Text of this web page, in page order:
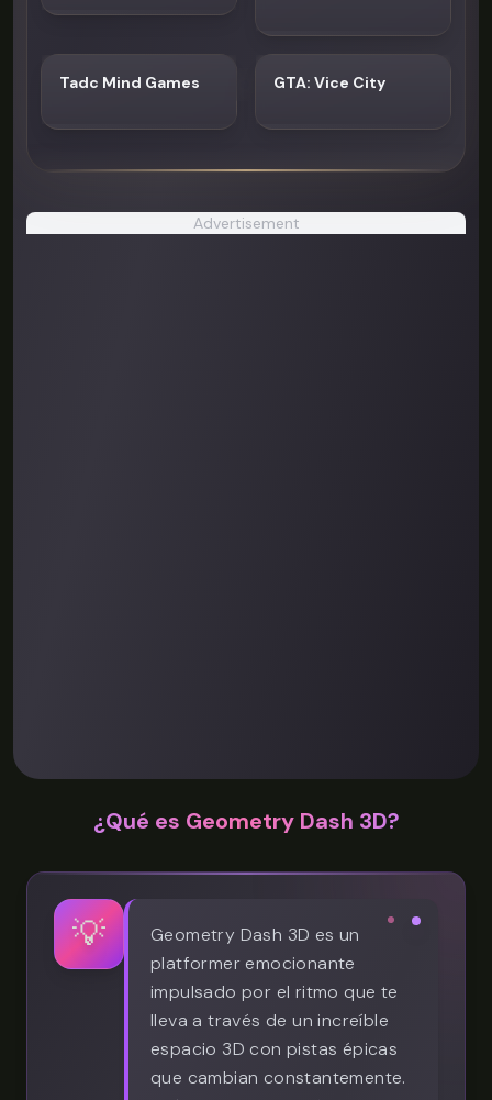
Tadc Mind Games GTA: Vice City
Advertisement
¿Qué es Geometry Dash 3D?
💡
Geometry Dash 3D es un
platformer emocionante
impulsado por el ritmo que te
lleva a través de un increíble
espacio 3D con pistas épicas
que cambian constantemente.